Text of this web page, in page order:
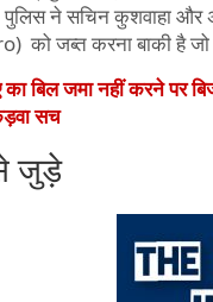
ने सचिन कुशवाहा और
को जब्त करना बाकी है जो
का बिल जमा नहीं करने
सच
जुड़े